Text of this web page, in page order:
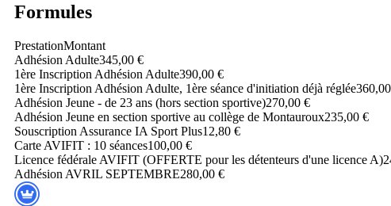
Formules
PrestationMontant
Adhésion Adulte345,00 €
1ère Inscription Adhésion Adulte390,00 €
1ère Inscription Adhésion Adulte, 1ère séance d'initiation déjà réglée
Adhésion Jeune - de 23 ans (hors section sportive)270,00 €
Adhésion Jeune en section sportive au collège de Montauroux235,00 €
Souscription Assurance IA Sport Plus12,80 €
Carte AVIFIT : 10 séances100,00 €
Licence fédérale AVIFIT (OFFERTE pour les détenteurs d'une licence A)
Adhésion AVRIL SEPTEMBRE280,00 €